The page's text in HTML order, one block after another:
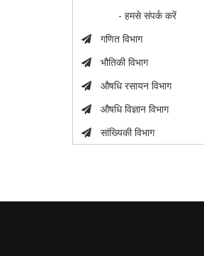
- हमसे संपर्क करें
गणित विभाग
भौतिकी विभाग
औषधि रसायन विभाग
औषधि विज्ञान विभाग
सांख्यिकी विभाग